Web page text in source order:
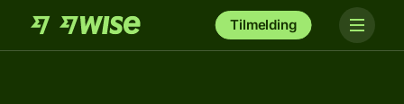
Tilmelding